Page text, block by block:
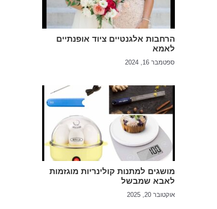
הרחבות אלגנטיים ציוד אופנתיים
לאמא
ספטמבר 16, 2024
מושגים למתנות קולינריות מוגזמות
לאבא שמבשל
אוקטובר 20, 2025